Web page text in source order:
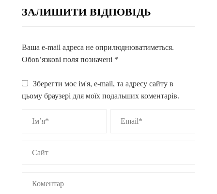
ЗАЛИШИТИ ВІДПОВІДЬ
Ваша e-mail адреса не оприлюднюватиметься.
Обов’язкові поля позначені *
Зберегти моє ім'я, e-mail, та адресу сайту в
цьому браузері для моїх подальших коментарів.